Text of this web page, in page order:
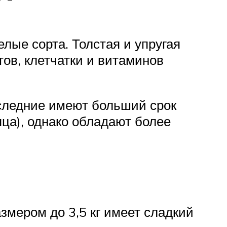
сорта. Толстая и упругая
клетчатки и витаминов
имеют больший срок
однако обладают более
до 3,5 кг имеет сладкий